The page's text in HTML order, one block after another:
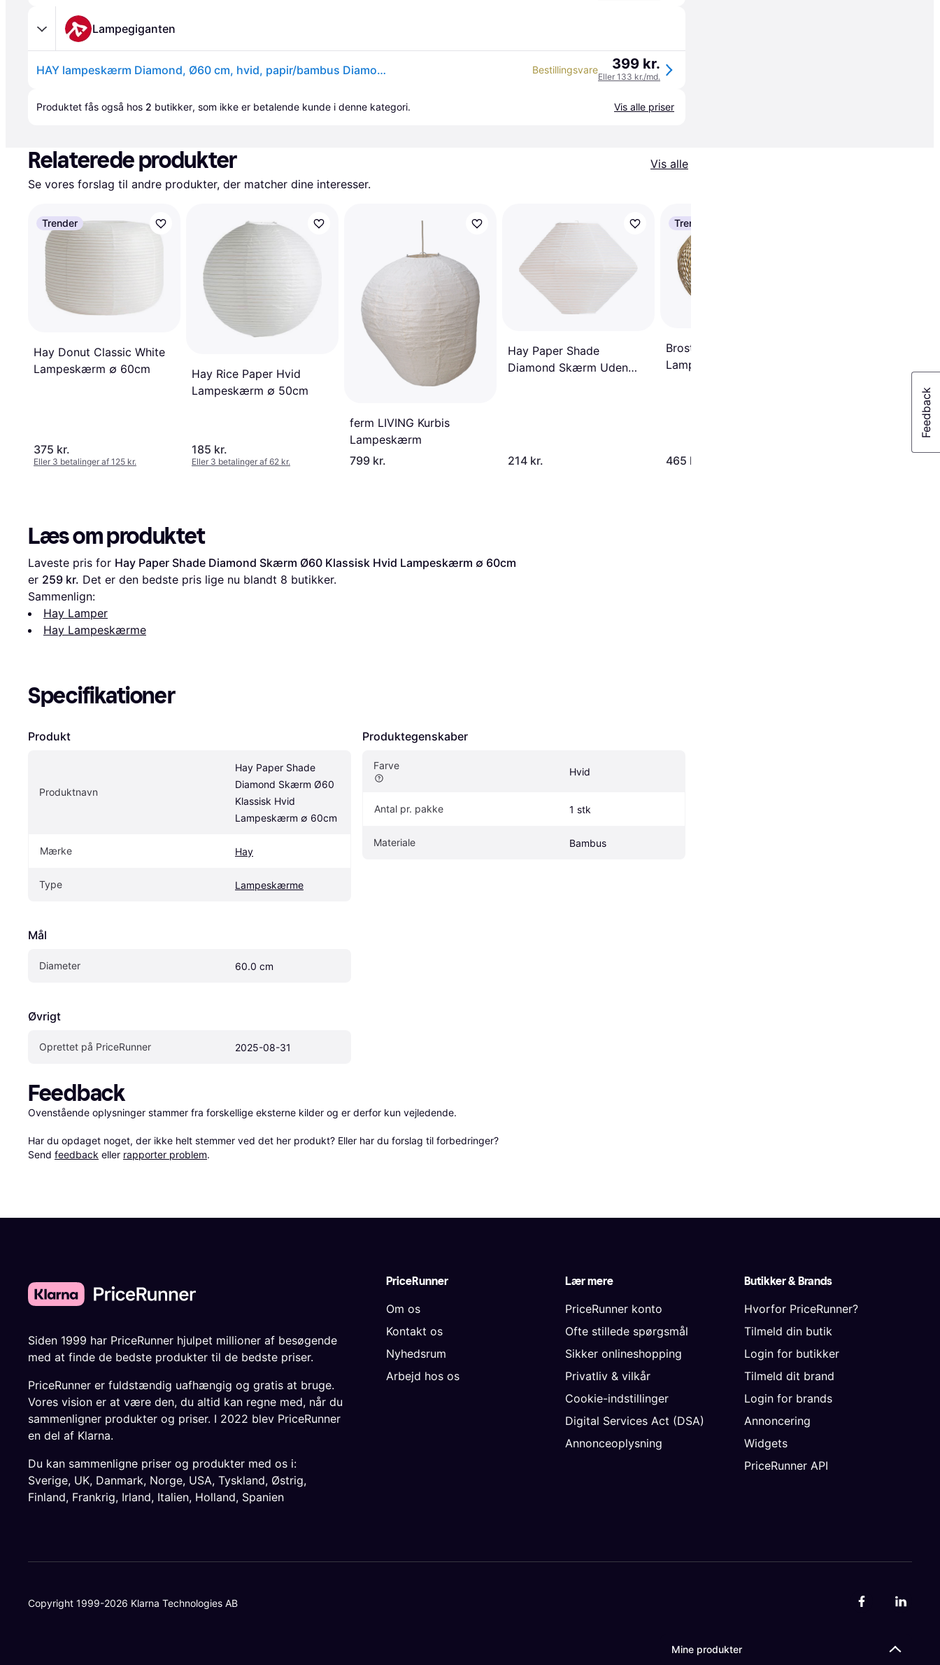
Lampegiganten
HAY lampeskærm Diamond, Ø60 cm, hvid, papir/bambus Diamond, Hvid/opal, Stue/spisestue, Papir/lunopal/lunolit, Skandinavisk Bestillingsvare 399 kr.
Eller 133 kr./md.
Produktet fås også hos 2 butikker, som ikke er betalende kunde i denne kategori. Vis alle priser
Relaterede produkter
Vis alle
Se vores forslag til andre produkter, der matcher dine interesser.
Trender
Hay Donut Classic White
Lampeskærm ∅ 60cm
375 kr.
Eller 3 betalinger af 125 kr.
Hay Rice Paper Hvid
Lampeskærm ∅ 50cm
185 kr.
Eller 3 betalinger af 62 kr.
ferm LIVING Kurbis
Lampeskærm
799 kr.
Hay Paper Shade
Diamond Skærm Uden
214 kr.
Trender
Broste Copenhagen Zep
Lampeskærm ∅ 38cm
465 kr.
Læs om produktet
Laveste pris for Hay Paper Shade Diamond Skærm Ø60 Klassisk Hvid Lampeskærm ∅ 60cm
er 259 kr. Det er den bedste pris lige nu blandt 8 butikker.
Sammenlign:
Hay Lamper
Hay Lampeskærme
Specifikationer
Produkt
Produktnavn
Hay Paper Shade
Diamond Skærm Ø60
Klassisk Hvid
Lampeskærm ∅ 60cm
Mærke Hay
Type Lampeskærme
Mål
Diameter 60.0 cm
Øvrigt
Oprettet på PriceRunner 2025-08-31
Produktegenskaber
Farve
Hvid
Antal pr. pakke 1 stk
Materiale Bambus
Feedback
Ovenstående oplysninger stammer fra forskellige eksterne kilder og er derfor kun vejledende.
Har du opdaget noget, der ikke helt stemmer ved det her produkt? Eller har du forslag til forbedringer?
Send feedback eller rapporter problem.
Mine produkter
PriceRunner
Om os
Kontakt os
Nyhedsrum
Arbejd hos os
Lær mere
PriceRunner konto
Ofte stillede spørgsmål
Sikker onlineshopping
Privatliv & vilkår
Cookie-indstillinger
Digital Services Act (DSA)
Annonceoplysning
Butikker & Brands
Hvorfor PriceRunner?
Tilmeld din butik
Login for butikker
Tilmeld dit brand
Login for brands
Annoncering
Widgets
PriceRunner API
Siden 1999 har PriceRunner hjulpet millioner af besøgende
med at finde de bedste produkter til de bedste priser.
PriceRunner er fuldstændig uafhængig og gratis at bruge.
Vores vision er at være den, du altid kan regne med, når du
sammenligner produkter og priser. I 2022 blev PriceRunner
en del af Klarna.
Du kan sammenligne priser og produkter med os i:
Sverige, UK, Danmark, Norge, USA, Tyskland, Østrig,
Finland, Frankrig, Irland, Italien, Holland, Spanien
Copyright 1999-2026 Klarna Technologies AB